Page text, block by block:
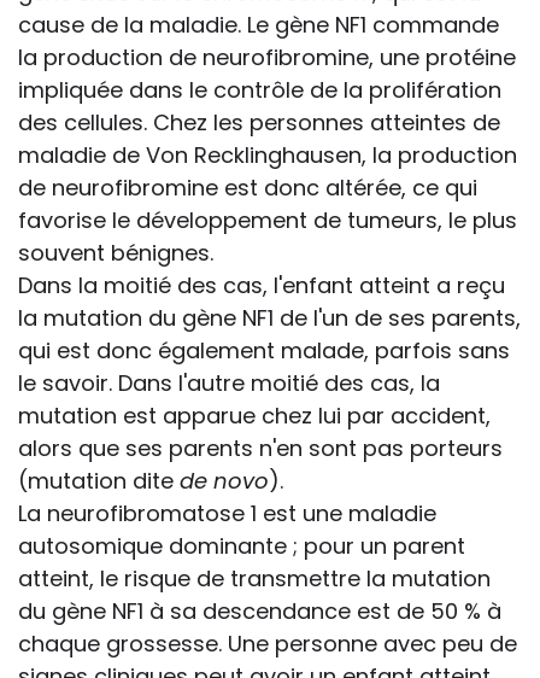
cause de la maladie. Le gène NF1 commande
la production de neurofibromine, une protéine
impliquée dans le contrôle de la prolifération
des cellules. Chez les personnes atteintes de
maladie de Von Recklinghausen, la production
de neurofibromine est donc altérée, ce qui
favorise le développement de tumeurs, le plus
souvent bénignes.
Dans la moitié des cas, l'enfant atteint a reçu
la mutation du gène NF1 de l'un de ses parents,
qui est donc également malade, parfois sans
le savoir. Dans l'autre moitié des cas, la
mutation est apparue chez lui par accident,
alors que ses parents n'en sont pas porteurs
(mutation dite de novo).
La neurofibromatose 1 est une maladie
autosomique dominante ; pour un parent
atteint, le risque de transmettre la mutation
du gène NF1 à sa descendance est de 50 % à
chaque grossesse. Une personne avec peu de